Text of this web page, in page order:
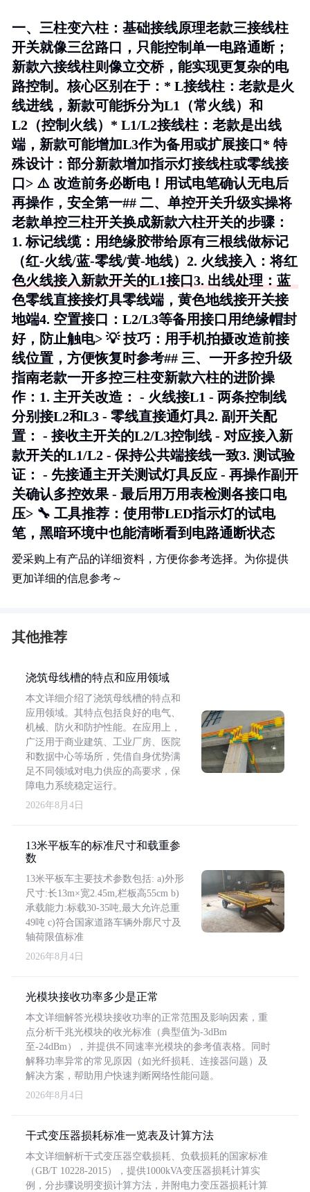
一、三柱变六柱：基础接线原理老款三接线柱
开关就像三岔路口，只能控制单一电路通断；
新款六接线柱则像立交桥，能实现更复杂的电
路控制。核心区别在于：* L接线柱 ：老款是火
线进线，新款可能拆分为L1（常火线）和
L2（控制火线）* L1/L2接线柱 ：老款是出线
端，新款可能增加L3作为备用或扩展接口* 特
殊设计：部分新款增加指示灯接线柱或零线接
口> ⚠️ 改造前务必断电！用试电笔确认无电后
再操作，安全第一## 二、单控开关升级实操将
老款单控三柱开关换成新款六柱开关的步骤：
1.标记线缆：用绝缘胶带给原有三根线做标记
（红-火线/蓝-零线/黄-地线）2. 火线接入 ：将红
色火线接入新款开关的L1接口3. 出线处理 ：蓝
色零线直接接灯具零线端，黄色地线接开关接
地端4. 空置接口 ：L2/L3等备用接口用绝缘帽封
好，防止触电> 💡 技巧：用手机拍摄改造前接
线位置，方便恢复时参考## 三、一开多控升级
指南老款一开多控三柱变新款六柱的进阶操
作：1. 主开关改造 ： - 火线接L1 - 两条控制线
分别接L2和L3 - 零线直接通灯具2. 副开关配
置 ： - 接收主开关的L2/L3控制线 - 对应接入新
款开关的L1/L2 - 保持公共端接线一致3. 测试验
证 ： - 先接通主开关测试灯具反应 - 再操作副开
关确认多控效果 - 最后用万用表检测各接口电
压> 🔧 工具推荐：使用带LED指示灯的试电
笔，黑暗环境中也能清晰看到电路通断状态
爱采购上有产品的详细资料，方便你参考选择。为你提供
更加详细的信息参考～
其他推荐
浇筑母线槽的特点和应用领域
本文详细介绍了浇筑母线槽的特点和
应用领域。其特点包括良好的电气、
机械、防火和防护性能。在应用上，
广泛用于商业建筑、工业厂房、医院
和数据中心等场所，凭借自身优势满
足不同领域对电力供应的高要求，保
障电力系统稳定运行。
2026年8月4日
13米平板车的标准尺寸和载重参
数
13米平板车主要技术参数包括: a)外形
尺寸:长13m×宽2.45m,栏板高55cm b)
承载能力:标载30-35吨,最大允许总重
49吨 c)符合国家道路车辆外廓尺寸及
轴荷限值标准
2026年8月4日
光模块接收功率多少是正常
本文详细解答光模块接收功率的正常范围及影响因素，重
点分析千兆光模块的收光标准（典型值为-3dBm
至-24dBm），并提供不同速率光模块的参考值表格。同时
解释功率异常的常见原因（如光纤损耗、连接器问题）及
解决方案，帮助用户快速判断网络性能问题。
2026年8月4日
干式变压器损耗标准一览表及计算方法
本文详细解析干式变压器空载损耗、负载损耗的国家标准
（GB/T 10228-2015），提供1000kVA变压器损耗计算实
例，分步骤说明变损计算方法，并附电力变压器损耗计算